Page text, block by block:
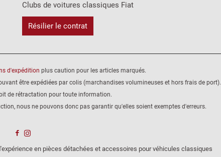
Clubs de voitures classiques Fiat
Résilier le contrat
d'expédition plus caution pour les articles marqués.
être expédiées par colis (marchandises volumineuses et hors frais de port).
de rétractation pour toute information.
nous ne pouvons donc pas garantir qu'elles soient exemptes d'erreurs.
en pièces détachées et accessoires pour véhicules classiques